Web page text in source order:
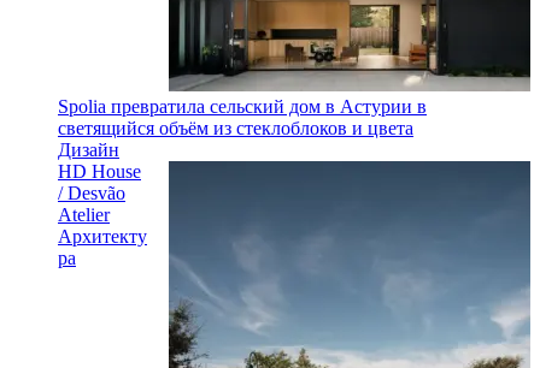
Spolia превратила сельский дом в Астурии в
светящийся объём из стеклоблоков и цвета
Дизайн
HD House
/ Desvão
Atelier
Архитекту
ра